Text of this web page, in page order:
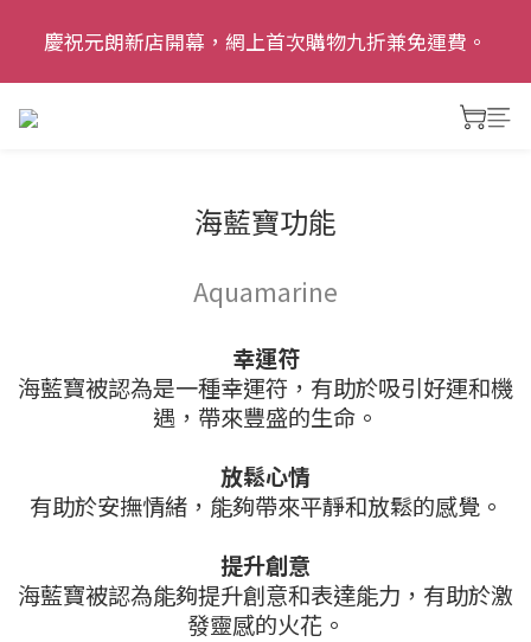
慶祝元朗新店開幕，網上首次購物九折兼免運費。
慶祝元朗新店開幕，網上首次購物九折兼免運費。
追蹤我哋Instagram: dalias.garden 了解更多優惠及精
慶祝元朗新店開幕，網上首次購物九折兼免運費。
海藍寶功能
Aquamarine
幸運符
海藍寶被認為是一種幸運符，有助於吸引好運和機
遇，帶來豐盛的生命。
放鬆心情
有助於安撫情緒，能夠帶來平靜和放鬆的感覺。
提升創意
海藍寶被認為能夠提升創意和表達能力，有助於激
發靈感的火花。